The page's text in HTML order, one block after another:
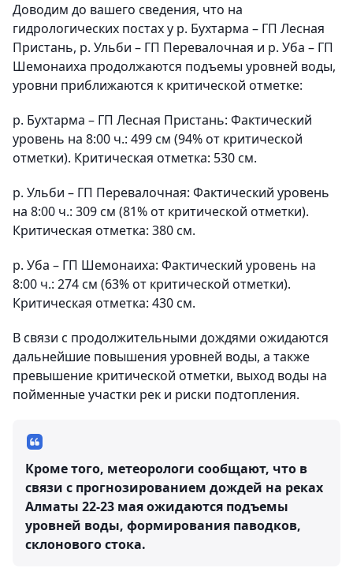
Доводим до вашего сведения, что на
гидрологических постах у р. Бухтарма – ГП Лесная
Пристань, р. Ульби – ГП Перевалочная и р. Уба – ГП
Шемонаиха продолжаются подъемы уровней воды,
уровни приближаются к критической отметке:
р. Бухтарма – ГП Лесная Пристань: Фактический
уровень на 8:00 ч.: 499 см (94% от критической
отметки). Критическая отметка: 530 см.
р. Ульби – ГП Перевалочная: Фактический уровень
на 8:00 ч.: 309 см (81% от критической отметки).
Критическая отметка: 380 см.
р. Уба – ГП Шемонаиха: Фактический уровень на
8:00 ч.: 274 см (63% от критической отметки).
Критическая отметка: 430 см.
В связи с продолжительными дождями ожидаются
дальнейшие повышения уровней воды, а также
превышение критической отметки, выход воды на
пойменные участки рек и риски подтопления.
Кроме того, метеорологи сообщают, что в
связи с прогнозированием дождей на реках
Алматы 22-23 мая ожидаются подъемы
уровней воды, формирования паводков,
склонового стока.